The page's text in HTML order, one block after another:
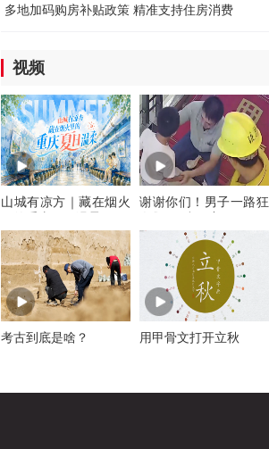
多地加码购房补贴政策 精准支持住房消费
视频
山城有凉方｜藏在烟火
谢谢你们！男子一路狂
考古到底是啥？ 用甲骨文打开立秋